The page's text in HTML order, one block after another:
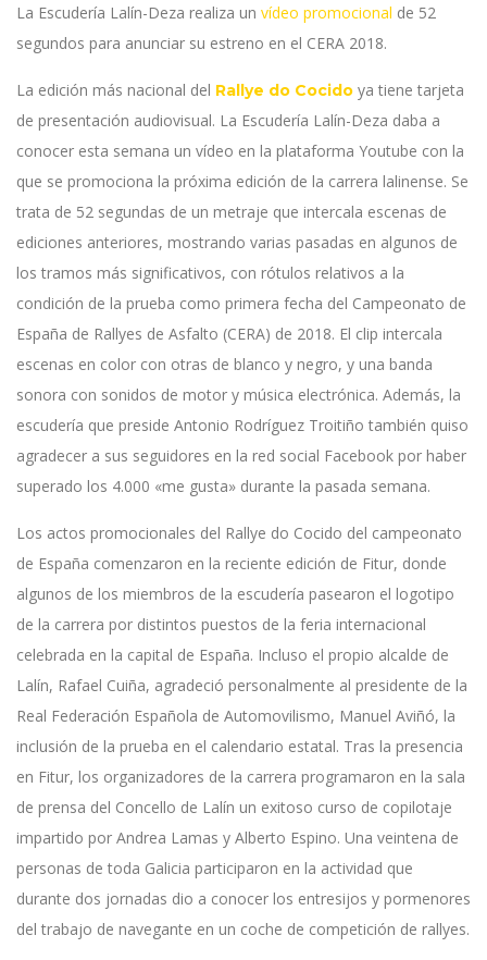
La Escudería Lalín-Deza realiza un vídeo promocional de 52
segundos para anunciar su estreno en el CERA 2018.
La edición más nacional del Rallye do Cocido ya tiene tarjeta
de presentación audiovisual. La Escudería Lalín-Deza daba a
conocer esta semana un vídeo en la plataforma Youtube con la
que se promociona la próxima edición de la carrera lalinense. Se
trata de 52 segundas de un metraje que intercala escenas de
ediciones anteriores, mostrando varias pasadas en algunos de
los tramos más significativos, con rótulos relativos a la
condición de la prueba como primera fecha del Campeonato de
España de Rallyes de Asfalto (CERA) de 2018. El clip intercala
escenas en color con otras de blanco y negro, y una banda
sonora con sonidos de motor y música electrónica. Además, la
escudería que preside Antonio Rodríguez Troitiño también quiso
agradecer a sus seguidores en la red social Facebook por haber
superado los 4.000 «me gusta» durante la pasada semana.
Los actos promocionales del Rallye do Cocido del campeonato
de España comenzaron en la reciente edición de Fitur, donde
algunos de los miembros de la escudería pasearon el logotipo
de la carrera por distintos puestos de la feria internacional
celebrada en la capital de España. Incluso el propio alcalde de
Lalín, Rafael Cuiña, agradeció personalmente al presidente de la
Real Federación Española de Automovilismo, Manuel Aviñó, la
inclusión de la prueba en el calendario estatal. Tras la presencia
en Fitur, los organizadores de la carrera programaron en la sala
de prensa del Concello de Lalín un exitoso curso de copilotaje
impartido por Andrea Lamas y Alberto Espino. Una veintena de
personas de toda Galicia participaron en la actividad que
durante dos jornadas dio a conocer los entresijos y pormenores
del trabajo de navegante en un coche de competición de rallyes.